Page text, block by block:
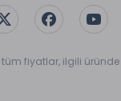
tüm fiyatlar, ilgili